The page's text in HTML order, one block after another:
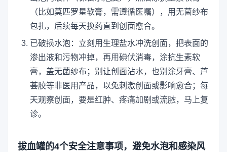
（比如莫匹罗星软膏，需遵循医嘱），用无菌纱布
包扎，后续每天换药直到创面愈合。
已破损水泡：立刻用生理盐水冲洗创面，把表面的
渗出液和污物冲掉，再用碘伏消毒，涂抗生素软
膏，盖无菌纱布；别让创面沾水，也别涂牙膏、芦
荟胶等非医用产品，以免刺激创面或影响愈合；每
天观察创面，要是红肿、疼痛加剧或流脓，马上复
诊。
拔血罐的4个安全注意事项，避免水泡和感染风